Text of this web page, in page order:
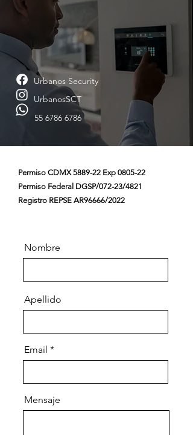
Urbanos Security
UrbanosSCT
55 6786 6786
Permiso CDMX 5889-22 Exp 0805-22
Permiso Federal DGSP/072-23/4821
Registro REPSE AR96666/2022
Nombre
Apellido
Email
Mensaje